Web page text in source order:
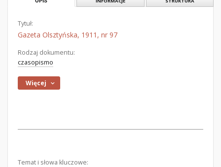
Tytuł:
Gazeta Olsztyńska, 1911, nr 97
Rodzaj dokumentu:
czasopismo
Więcej
Temat i słowa kluczowe: